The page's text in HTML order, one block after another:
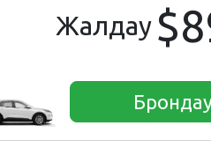
Жалдау